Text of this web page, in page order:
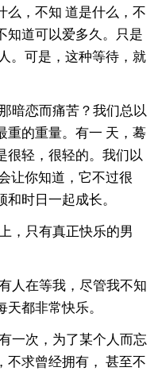
么，不知 道是什么，不
知道可以爱多久。只是
。可是，这种等待，就
暗恋而痛苦？我们总以
重的重量。有一 天，蓦
很轻，很轻的。我们以
让你知道，它不过很
时日一起成长。
，只有真正快乐的男
人在等我，尽管我不知
都非常快乐。
一次，为了某个人而忘
不求曾经拥有， 甚至不